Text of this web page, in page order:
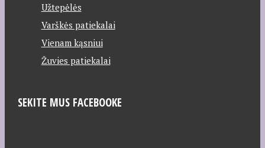
Užtepėlės
Varškės patiekalai
Vienam kąsniui
Žuvies patiekalai
SEKITE MUS FACEBOOKE